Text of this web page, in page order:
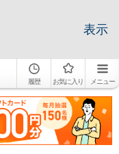
表示
履歴 お気に入り メニュー